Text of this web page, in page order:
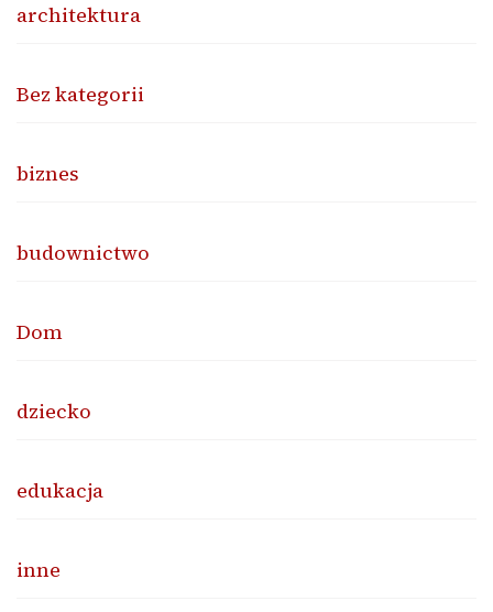
architektura
Bez kategorii
biznes
budownictwo
Dom
dziecko
edukacja
inne